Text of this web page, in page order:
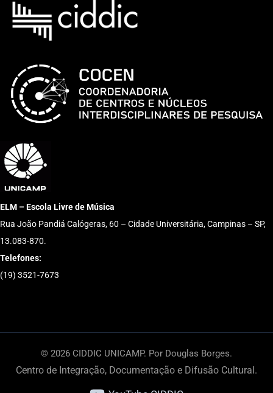
ELM – Escola Livre de Música
Rua João Pandiá Calógeras, 60 – Cidade Universitária, Campinas – SP,
13.083-870.
Telefones:
(19) 3521-7673
© 2026 CIDDIC UNICAMP. Por Douglas Borges.
Centro de Integração, Documentação e Difusão Cultural.